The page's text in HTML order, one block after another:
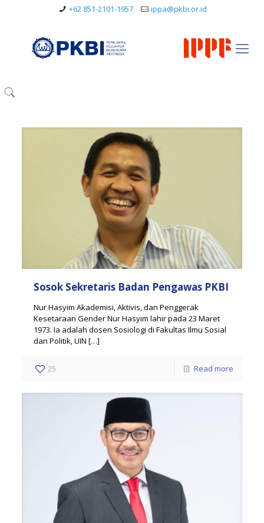
+62 851-2101-1957 ippa@pkbi.or.id
Sosok Sekretaris Badan Pengawas PKBI
Nur Hasyim Akademisi, Aktivis, dan Penggerak
Kesetaraan Gender Nur Hasyim lahir pada 23 Maret
1973. Ia adalah dosen Sosiologi di Fakultas Ilmu Sosial
dan Politik, UIN […]
25 Read more